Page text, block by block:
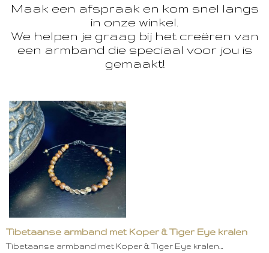
Maak een afspraak en kom snel langs
in onze winkel.
We helpen je graag bij het creëren van
een armband die speciaal voor jou is
gemaakt!
Tibetaanse armband met Koper & Tiger Eye kralen
Tibetaanse armband met Koper & Tiger Eye kralen…